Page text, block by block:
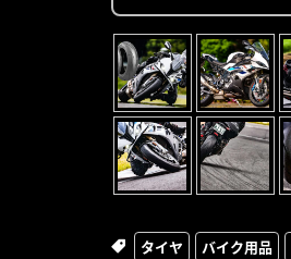
タイヤ バイク用品